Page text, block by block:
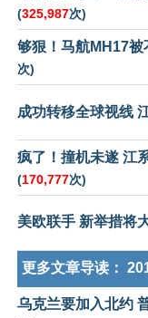
(325,987次)
够狠！马航MH17被
次)
成功转移全球视线
疯了！撞机未遂 江
(170,777次)
美欧联手 新举措将
更多文章导读：
乌克兰要加入北约